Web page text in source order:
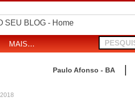
MAIS…
restrição por estelionato em Antas
Paulo Afonso - BA